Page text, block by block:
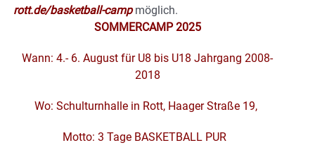
rott.de/basketball-campmöglich.
SOMMERCAMP 2025
Wann: 4.- 6. August für U8 bis U18 Jahrgang 2008-
2018
Wo: Schulturnhalle in Rott, Haager Straße 19,
Motto: 3 Tage BASKETBALL PUR